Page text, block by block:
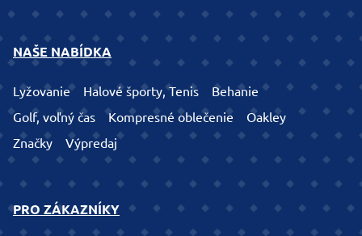
NAŠE NABÍDKA
Lyžovanie Halové športy, Tenis
Behanie
Golf, voľný čas
Kompresné oblečenie
Oakley
Značky
Výpredaj
PRO ZÁKAZNÍKY